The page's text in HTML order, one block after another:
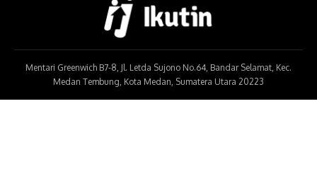
Mentari Greenwich B7-8, Jl. Letda Sujono No.64, Bandar Selamat, Kec.
Medan Tembung, Kota Medan, Sumatera Utara 20223